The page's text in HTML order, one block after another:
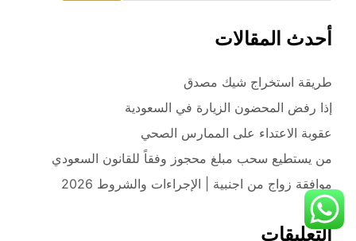
أحدث المقالات
طريقة استخراج شيك مصدق
إذا رفض المحضون الزيارة في السعودية
عقوبة الاعتداء على الممارس الصحي
من يستطيع سحب مبلغ محجوز وفقاً للقانون السعودي
موافقة زواج من اجنبية | الإجراءات والشروط 2026
التعليقات